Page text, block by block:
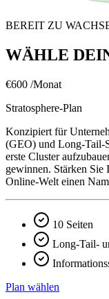
BEREIT ZU
WÄHLE
€600 /Monat
Stratosphere-Plan
Konzipiert für
(GEO) und Long-Tail-
erste Cluster
gewinnen. Stärken Sie
Online-Welt einen
10 Seiten
Long-Tail-
Plan wählen